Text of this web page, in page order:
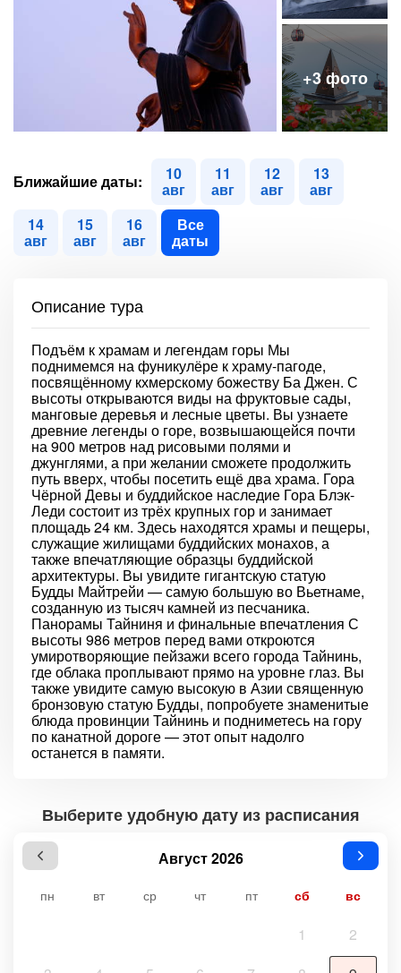
Ближайшие даты: 10
авг
11
авг
12
авг
13
авг
14
авг
15
авг
16
авг
Все
даты
Описание тура
Подъём к храмам и легендам горы Мы
поднимемся на фуникулёре к храму-пагоде,
посвящённому кхмерскому божеству Ба Джен. С
высоты открываются виды на фруктовые сады,
манговые деревья и лесные цветы. Вы узнаете
древние легенды о горе, возвышающейся почти
на 900 метров над рисовыми полями и
джунглями, а при желании сможете продолжить
путь вверх, чтобы посетить ещё два храма. Гора
Чёрной Девы и буддийское наследие Гора Блэк-
Леди состоит из трёх крупных гор и занимает
площадь 24 км. Здесь находятся храмы и пещеры,
служащие жилищами буддийских монахов, а
также впечатляющие образцы буддийской
архитектуры. Вы увидите гигантскую статую
Будды Майтрейи — самую большую во Вьетнаме,
созданную из тысяч камней из песчаника.
Панорамы Тайниня и финальные впечатления С
высоты 986 метров перед вами откроются
умиротворяющие пейзажи всего города Тайнинь,
где облака проплывают прямо на уровне глаз. Вы
также увидите самую высокую в Азии священную
бронзовую статую Будды, попробуете знаменитые
блюда провинции Тайнинь и подниметесь на гору
по канатной дороге — этот опыт надолго
останется в памяти.
Выберите удобную дату из расписания
Август 2026
пн вт ср чт пт сб вс
1
2